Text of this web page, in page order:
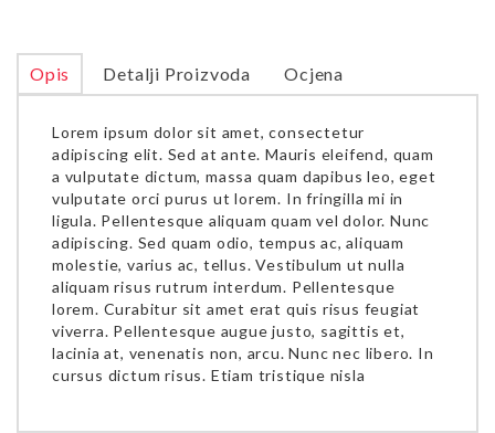
Opis Detalji Proizvoda Ocjena
Lorem ipsum dolor sit amet, consectetur
adipiscing elit. Sed at ante. Mauris eleifend, quam
a vulputate dictum, massa quam dapibus leo, eget
vulputate orci purus ut lorem. In fringilla mi in
ligula. Pellentesque aliquam quam vel dolor. Nunc
adipiscing. Sed quam odio, tempus ac, aliquam
molestie, varius ac, tellus. Vestibulum ut nulla
aliquam risus rutrum interdum. Pellentesque
lorem. Curabitur sit amet erat quis risus feugiat
viverra. Pellentesque augue justo, sagittis et,
lacinia at, venenatis non, arcu. Nunc nec libero. In
cursus dictum risus. Etiam tristique nisla